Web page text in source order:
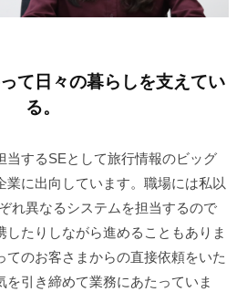
て日々の暮らしを支えてい
る。
当するSEとして旅行情報のビッグ
業に出向しています。職場には私以
れ異なるシステムを担当するので
したりしながら進めることもありま
てのお客さまからの直接依頼をいた
を引き締めて業務にあたっていま